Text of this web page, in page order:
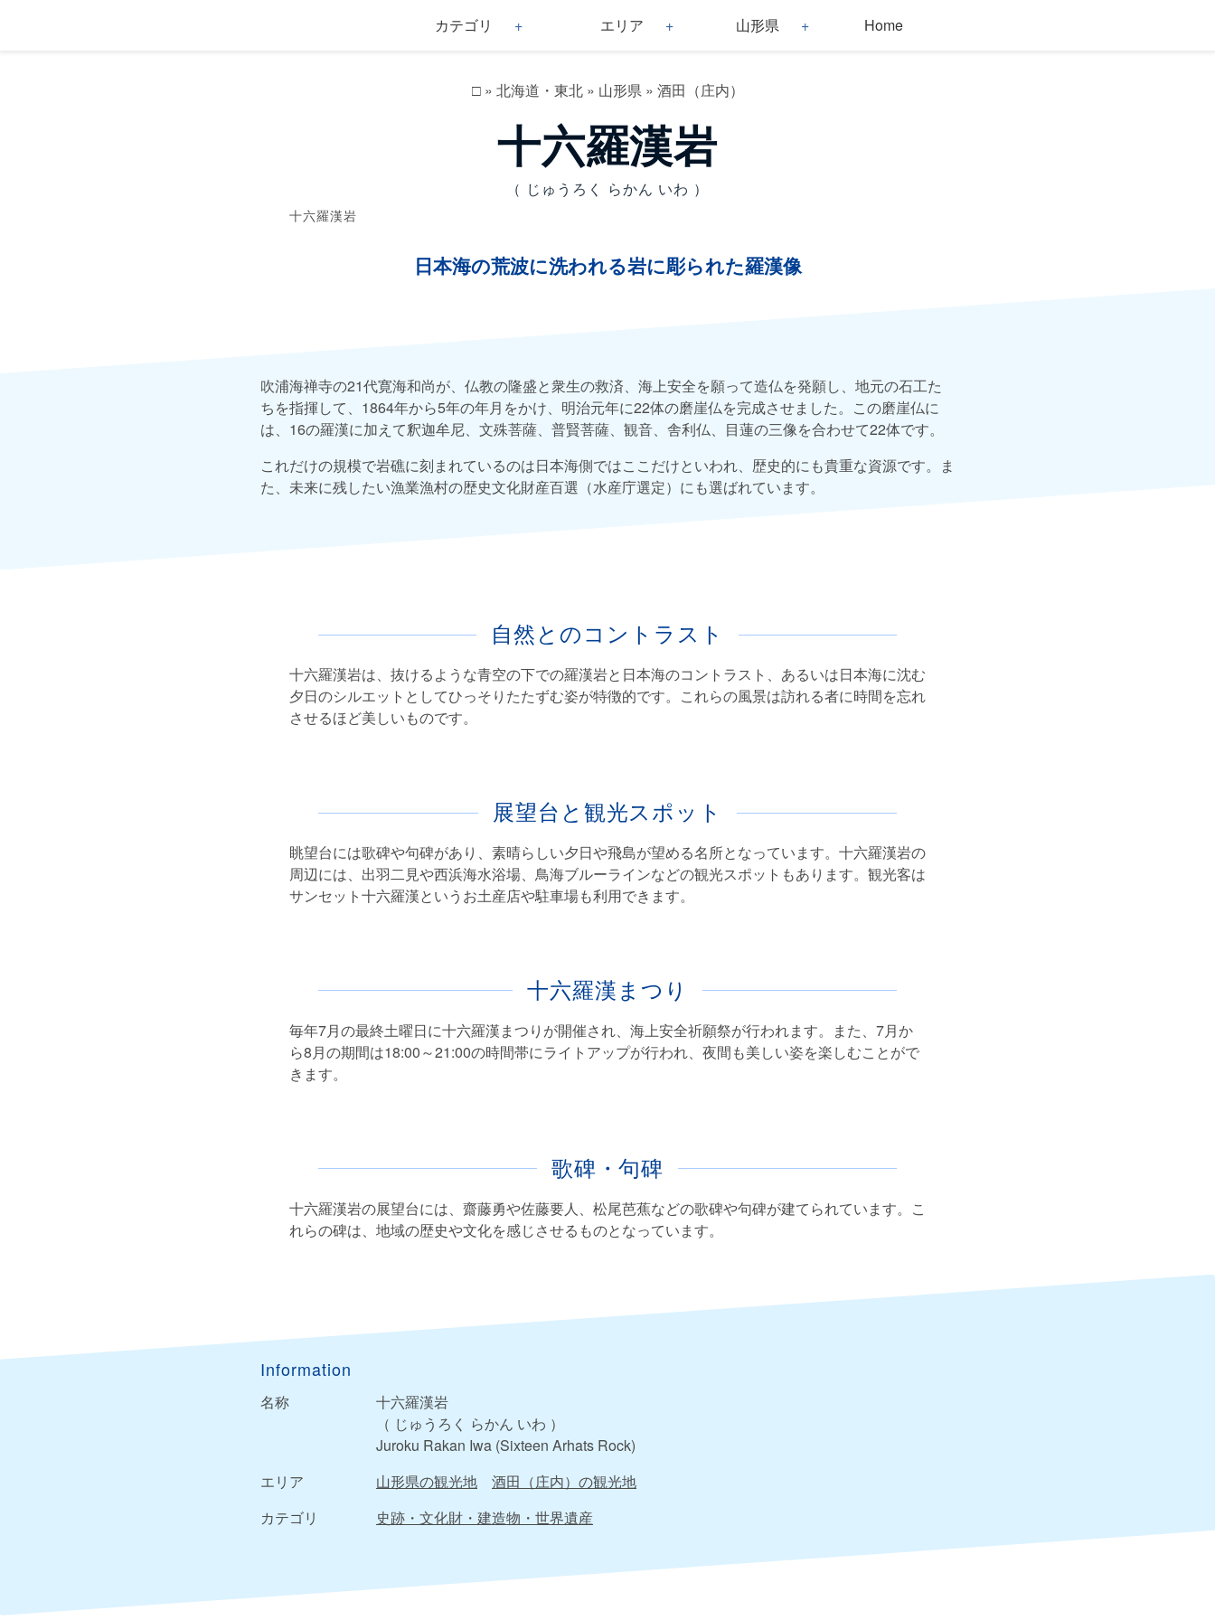
カテゴリ エリア 山形県 Home
□» 北海道・東北» 山形県» 酒田（庄内）
十六羅漢岩
（ じゅうろく らかん いわ ）
十六羅漢岩
日本海の荒波に洗われる岩に彫られた羅漢像
吹浦海禅寺の21代寛海和尚が、仏教の隆盛と衆生の救済、海上安全を願って造仏を発願し、地元の石工た
ちを指揮して、1864年から5年の年月をかけ、明治元年に22体の磨崖仏を完成させました。この磨崖仏に
は、16の羅漢に加えて釈迦牟尼、文殊菩薩、普賢菩薩、観音、舎利仏、目蓮の三像を合わせて22体です。
これだけの規模で岩礁に刻まれているのは日本海側ではここだけといわれ、歴史的にも貴重な資源です。ま
た、未来に残したい漁業漁村の歴史文化財産百選（水産庁選定）にも選ばれています。
自然とのコントラスト
十六羅漢岩は、抜けるような青空の下での羅漢岩と日本海のコントラスト、あるいは日本海に沈む
夕日のシルエットとしてひっそりたたずむ姿が特徴的です。これらの風景は訪れる者に時間を忘れ
させるほど美しいものです。
展望台と観光スポット
眺望台には歌碑や句碑があり、素晴らしい夕日や飛島が望める名所となっています。十六羅漢岩の
周辺には、出羽二見や西浜海水浴場、鳥海ブルーラインなどの観光スポットもあります。観光客は
サンセット十六羅漢というお土産店や駐車場も利用できます。
十六羅漢まつり
毎年7月の最終土曜日に十六羅漢まつりが開催され、海上安全祈願祭が行われます。また、7月か
ら8月の期間は18:00～21:00の時間帯にライトアップが行われ、夜間も美しい姿を楽しむことがで
きます。
歌碑・句碑
十六羅漢岩の展望台には、齋藤勇や佐藤要人、松尾芭蕉などの歌碑や句碑が建てられています。こ
れらの碑は、地域の歴史や文化を感じさせるものとなっています。
Information
名称
十六羅漢岩
（ じゅうろく らかん いわ ）
Juroku Rakan Iwa (Sixteen Arhats Rock)
エリア
山形県の観光地
酒田（庄内）の観光地
カテゴリ
史跡・文化財・建造物・世界遺産